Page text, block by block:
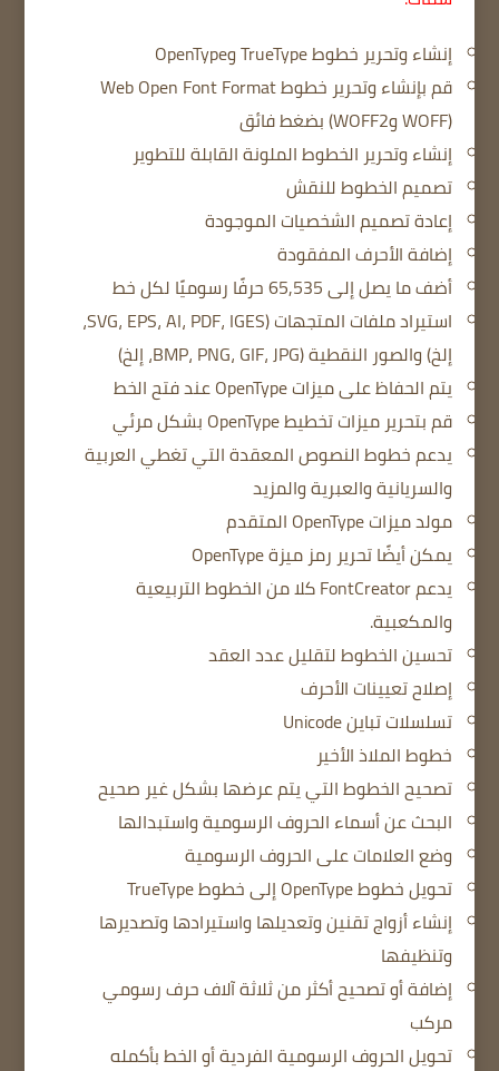
إنشاء وتحرير خطوط TrueType وOpenType
قم بإنشاء وتحرير خطوط Web Open Font Format
(WOFF وWOFF2) بضغط فائق
إنشاء وتحرير الخطوط الملونة القابلة للتطوير
تصميم الخطوط للنقش
إعادة تصميم الشخصيات الموجودة
إضافة الأحرف المفقودة
أضف ما يصل إلى 65,535 حرفًا رسوميًا لكل خط
استيراد ملفات المتجهات (SVG، EPS، AI، PDF، IGES،
إلخ) والصور النقطية (BMP، PNG، GIF، JPG، إلخ)
يتم الحفاظ على ميزات OpenType عند فتح الخط
قم بتحرير ميزات تخطيط OpenType بشكل مرئي
يدعم خطوط النصوص المعقدة التي تغطي العربية
والسريانية والعبرية والمزيد
مولد ميزات OpenType المتقدم
يمكن أيضًا تحرير رمز ميزة OpenType
يدعم FontCreator كلا من الخطوط التربيعية
والمكعبية.
تحسين الخطوط لتقليل عدد العقد
إصلاح تعيينات الأحرف
تسلسلات تباين Unicode
خطوط الملاذ الأخير
تصحيح الخطوط التي يتم عرضها بشكل غير صحيح
البحث عن أسماء الحروف الرسومية واستبدالها
وضع العلامات على الحروف الرسومية
تحويل خطوط OpenType إلى خطوط TrueType
إنشاء أزواج تقنين وتعديلها واستيرادها وتصديرها
وتنظيفها
إضافة أو تصحيح أكثر من ثلاثة آلاف حرف رسومي
مركب
تحويل الحروف الرسومية الفردية أو الخط بأكمله